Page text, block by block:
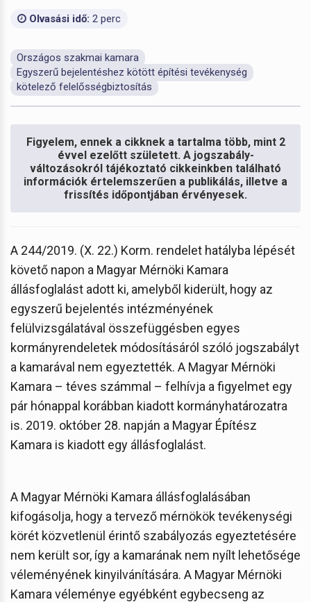
Olvasási idő: 2 perc
Országos szakmai kamara
Egyszerű bejelentéshez kötött építési tevékenység
kötelező felelősségbiztosítás
Figyelem, ennek a cikknek a tartalma több, mint 2
évvel ezelőtt született. A jogszabály-
változásokról tájékoztató cikkeinkben található
információk értelemszerűen a publikálás, illetve a
frissítés időpontjában érvényesek.
A 244/2019. (X. 22.) Korm. rendelet hatályba lépését
követő napon a Magyar Mérnöki Kamara
állásfoglalást adott ki, amelyből kiderült, hogy az
egyszerű bejelentés intézményének
felülvizsgálatával összefüggésben egyes
kormányrendeletek módosításáról szóló jogszabályt
a kamarával nem egyeztették. A Magyar Mérnöki
Kamara – téves számmal – felhívja a figyelmet egy
pár hónappal korábban kiadott kormányhatározatra
is. 2019. október 28. napján a Magyar Építész
Kamara is kiadott egy állásfoglalást.
A Magyar Mérnöki Kamara állásfoglalásában
kifogásolja, hogy a tervező mérnökök tevékenységi
körét közvetlenül érintő szabályozás egyeztetésére
nem került sor, így a kamarának nem nyílt lehetősége
véleményének kinyilvánítására. A Magyar Mérnöki
Kamara véleménye egyébként egybecseng az